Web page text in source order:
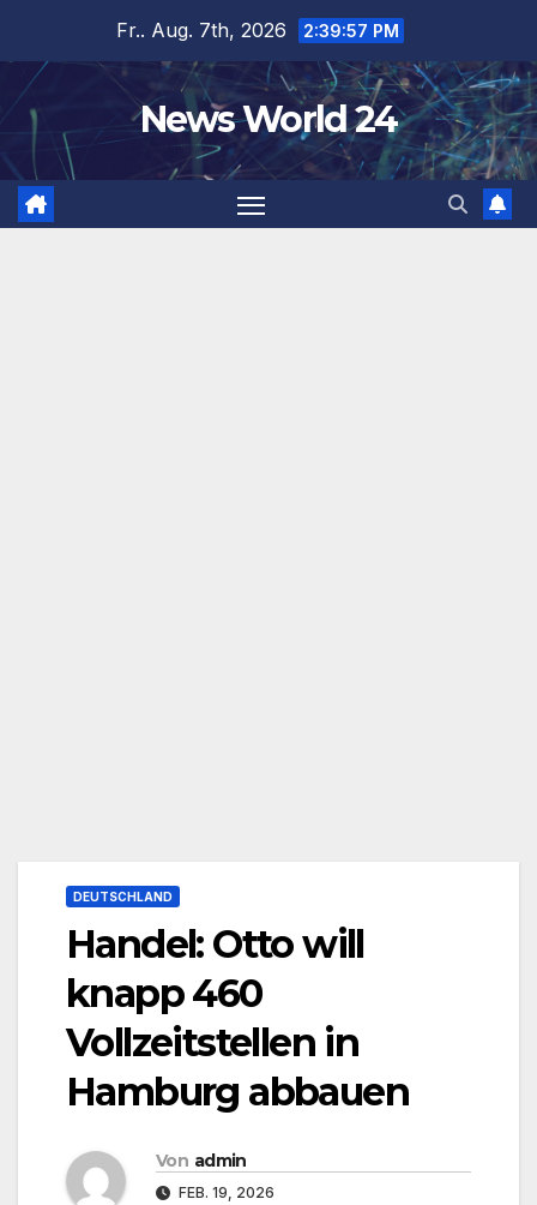
springen
Fr.. Aug. 7th, 2026 2:39:57 PM
News World 24
DEUTSCHLAND
Handel: Otto will
knapp 460
Vollzeitstellen in
Hamburg abbauen
Von admin
FEB. 19, 2026